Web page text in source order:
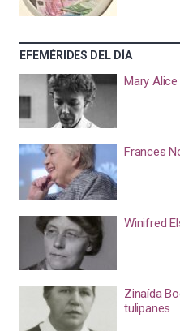
EFEMÉRIDES DEL DÍA
Mary
Frances
Winifred
Zinaída
tulipanes